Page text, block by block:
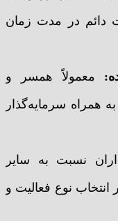
دائم در مدت زمان
: معمولاً همسر و
به همراه سرمایه‌گذار
نسبت به سایر
نوع فعالیت و